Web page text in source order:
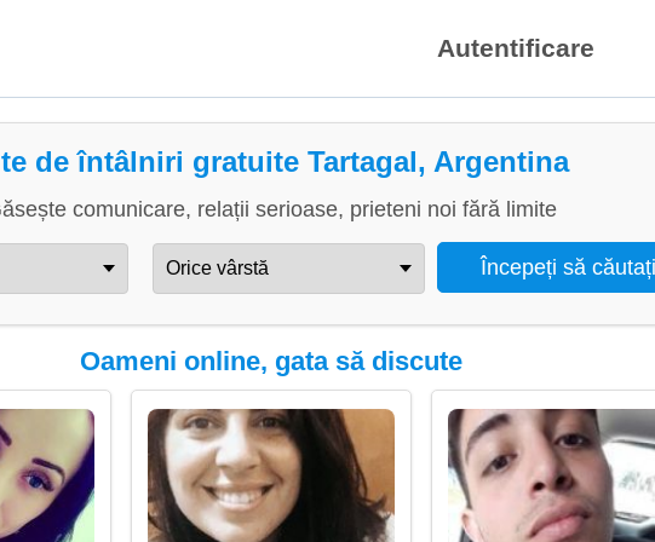
Autentificare
de întâlniri gratuite Tartagal, Argentina
comunicare, relații serioase, prieteni noi fără limite
Oameni online, gata să discute